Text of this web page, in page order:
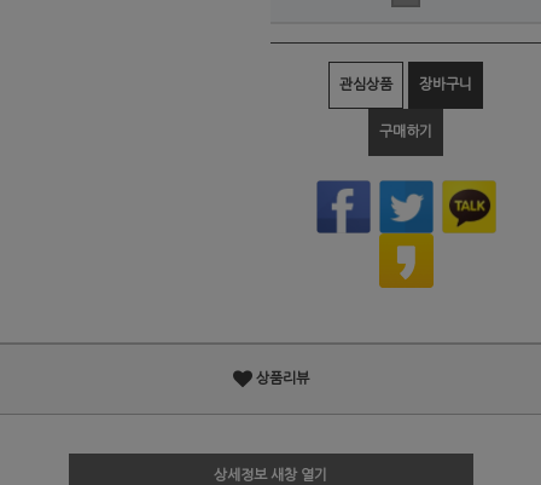
관심상품 장바구니
구매하기
상품리뷰
상세정보 새창 열기